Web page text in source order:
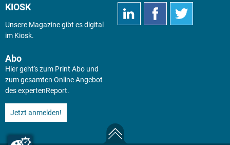
KIOSK
Unsere Magazine gibt es digital
im Kiosk.
Abo
Hier geht's zum Print Abo und
zum gesamten Online Angebot
des expertenReport.
Jetzt anmelden!